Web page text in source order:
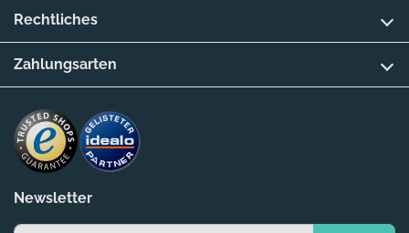
Newsletter
Rechtliches
Zahlungsarten